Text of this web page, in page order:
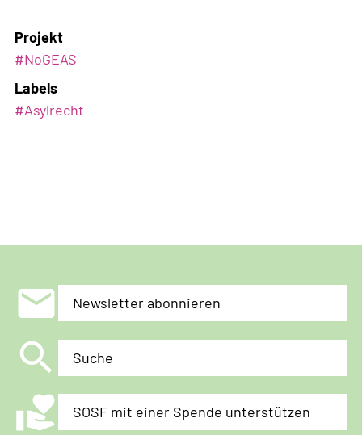
Projekt
#NoGEAS
Labels
#Asylrecht
mail Newsletter abonnieren
search Suche
volunteer_activism SOSF mit einer Spende unterstützen